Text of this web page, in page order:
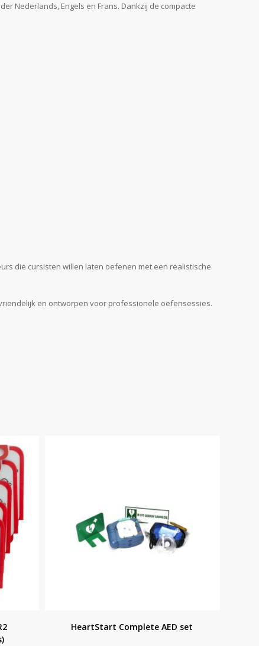
Nederlands, Engels en Frans. Dankzij de compacte
die cursisten willen laten oefenen met een realistische
en ontworpen voor professionele oefensessies.
HeartStart Complete AED set